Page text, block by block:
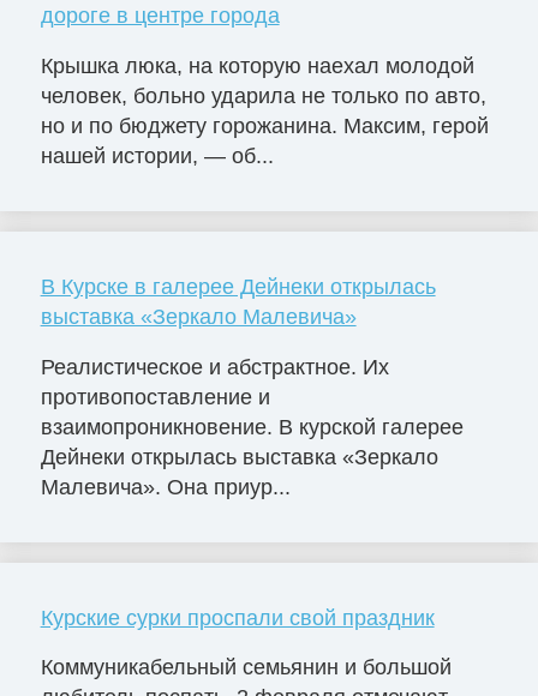
дороге в центре города
Крышка люка, на которую наехал молодой
человек, больно ударила не только по авто,
но и по бюджету горожанина. Максим, герой
нашей истории, — об...
В Курске в галерее Дейнеки открылась
выставка «Зеркало Малевича»
Реалистическое и абстрактное. Их
противопоставление и
взаимопроникновение. В курской галерее
Дейнеки открылась выставка «Зеркало
Малевича». Она приур...
Курские сурки проспали свой праздник
Коммуникабельный семьянин и большой